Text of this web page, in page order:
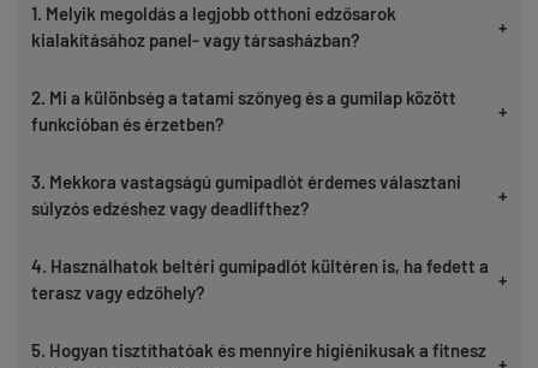
1. Melyik megoldás a legjobb otthoni edzősarok
kialakításához panel- vagy társasházban?
+
2. Mi a különbség a tatami szőnyeg és a gumilap között
funkcióban és érzetben?
+
3. Mekkora vastagságú gumipadlót érdemes választani
súlyzós edzéshez vagy deadlifthez?
+
4. Használhatok beltéri gumipadlót kültéren is, ha fedett a
terasz vagy edzőhely?
+
5. Hogyan tisztíthatóak és mennyire higiénikusak a fitnesz
+